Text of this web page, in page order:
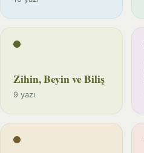
Zihin, Beyin ve Biliş
9 yazı